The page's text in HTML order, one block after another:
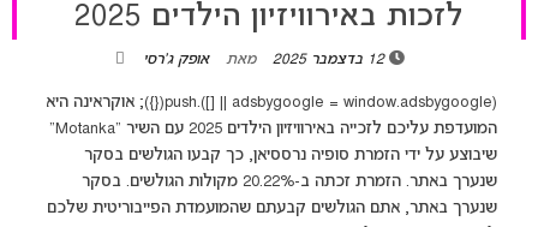
לזכות באירוויזיון הילדים 2025
12 בדצמבר 2025 מאת אופק ג'רסי
(adsbygoogle = window.adsbygoogle || []).push({}); אוקראינה היא
המועדפת עליכם לזכייה באירוויזיון הילדים 2025 עם השיר "Motanka"
שיבוצע על ידי הזמרת סופיה נרססיאן, כך קבעו הגולשים בסקר
שנערך באתר. הזמרת זכתה ב-20.22% מקולות הגולשים. בסקר
שנערך באתר, אתם הגולשים קבעתם שהמועמדת הפייבוריטית שלכם